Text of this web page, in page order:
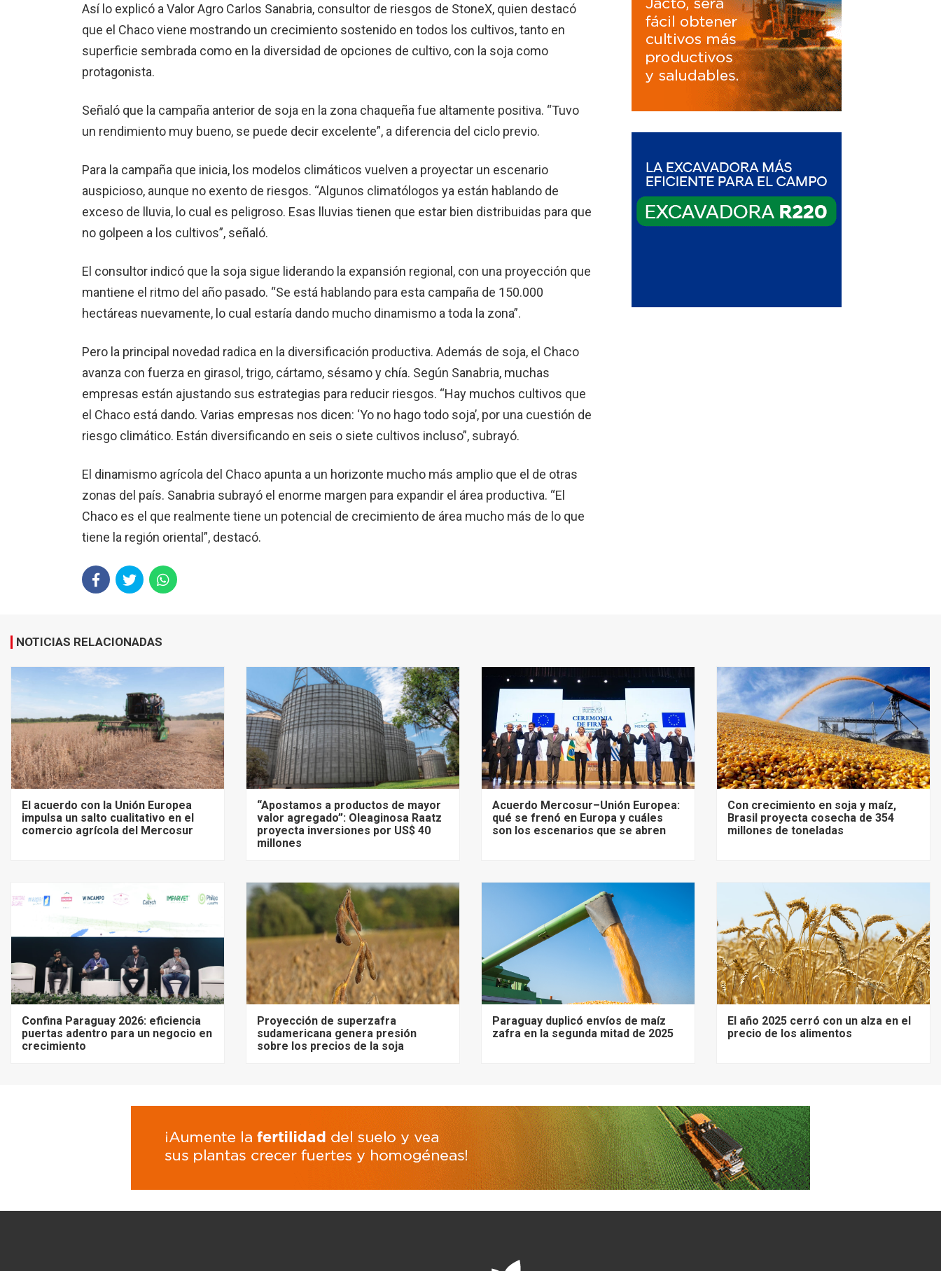
Así lo explicó a Valor Agro Carlos Sanabria, consultor de riesgos de StoneX, quien destacó
que el Chaco viene mostrando un crecimiento sostenido en todos los cultivos, tanto en
superficie sembrada como en la diversidad de opciones de cultivo, con la soja como
protagonista.
Señaló que la campaña anterior de soja en la zona chaqueña fue altamente positiva. “Tuvo
un rendimiento muy bueno, se puede decir excelente”, a diferencia del ciclo previo.
Para la campaña que inicia, los modelos climáticos vuelven a proyectar un escenario
auspicioso, aunque no exento de riesgos. “Algunos climatólogos ya están hablando de
exceso de lluvia, lo cual es peligroso. Esas lluvias tienen que estar bien distribuidas para que
no golpeen a los cultivos”, señaló.
El consultor indicó que la soja sigue liderando la expansión regional, con una proyección que
mantiene el ritmo del año pasado. “Se está hablando para esta campaña de 150.000
hectáreas nuevamente, lo cual estaría dando mucho dinamismo a toda la zona”.
Pero la principal novedad radica en la diversificación productiva. Además de soja, el Chaco
avanza con fuerza en girasol, trigo, cártamo, sésamo y chía. Según Sanabria, muchas
empresas están ajustando sus estrategias para reducir riesgos. “Hay muchos cultivos que
el Chaco está dando. Varias empresas nos dicen: ‘Yo no hago todo soja’, por una cuestión de
riesgo climático. Están diversificando en seis o siete cultivos incluso”, subrayó.
El dinamismo agrícola del Chaco apunta a un horizonte mucho más amplio que el de otras
zonas del país. Sanabria subrayó el enorme margen para expandir el área productiva. “El
Chaco es el que realmente tiene un potencial de crecimiento de área mucho más de lo que
tiene la región oriental”, destacó.
NOTICIAS RELACIONADAS
El acuerdo con la Unión Europea
impulsa un salto cualitativo en el
comercio agrícola del Mercosur
“Apostamos a productos de mayor
valor agregado”: Oleaginosa Raatz
proyecta inversiones por US$ 40
millones
Acuerdo Mercosur–Unión Europea:
qué se frenó en Europa y cuáles
son los escenarios que se abren
Con crecimiento en soja y maíz,
Brasil proyecta cosecha de 354
millones de toneladas
Confina Paraguay 2026: eficiencia
puertas adentro para un negocio en
crecimiento
Proyección de superzafra
sudamericana genera presión
sobre los precios de la soja
Paraguay duplicó envíos de maíz
zafra en la segunda mitad de 2025
El año 2025 cerró con un alza en el
precio de los alimentos